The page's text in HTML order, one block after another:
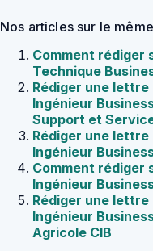
Nos articles sur le
Comment rédiger
Technique
Rédiger une
Ingénieur
Support et
Rédiger une
Ingénieur
Comment rédiger
Ingénieur
Rédiger une
Ingénieur
Agricole CIB